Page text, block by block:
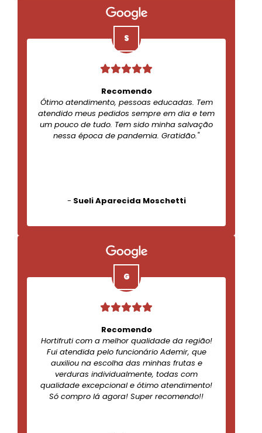
Recomendo
Ótimo atendimento, pessoas educadas. Tem
atendido meus pedidos sempre em dia e tem
um pouco de tudo. Tem sido minha salvação
nessa época de pandemia. Gratidão."
- Sueli Aparecida Moschetti
Recomendo
Hortifruti com a melhor qualidade da região!
Fui atendida pelo funcionário Ademir, que
auxiliou na escolha das minhas frutas e
verduras individualmente, todas com
qualidade excepcional e ótimo atendimento!
Só compro lá agora! Super recomendo!!